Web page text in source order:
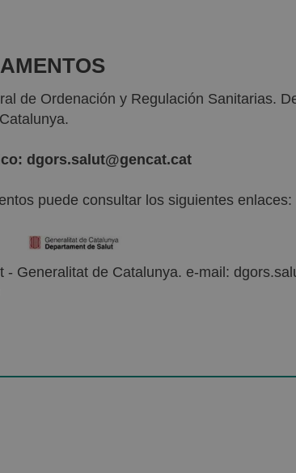
de Ordenación y Regulación Sanitarias.
dgors.salut@gencat.cat
puede consultar los siguientes enlaces:
Generalitat de Catalunya. e-mail: